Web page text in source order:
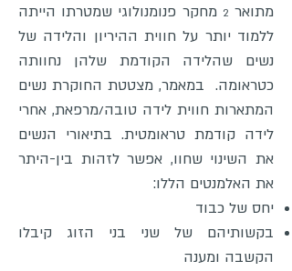
מתואר 2 מחקר פנומנולוגי שמטרתו הייתה
ללמוד יותר על חווית ההיריון והלידה של
נשים שהלידה הקודמת שלהן נחוותה
כטראומה. במאמר, מצטטת החוקרת נשים
המתארות חווית לידה טובה/מרפאת, אחרי
לידה קודמת טראומטית. בתיאורי הנשים
את השינוי שחוו, אפשר לזהות בין-היתר
את האלמנטים הללו:
יחס של כבוד
בקשותיהם של שני בני הזוג קיבלו
הקשבה ומענה